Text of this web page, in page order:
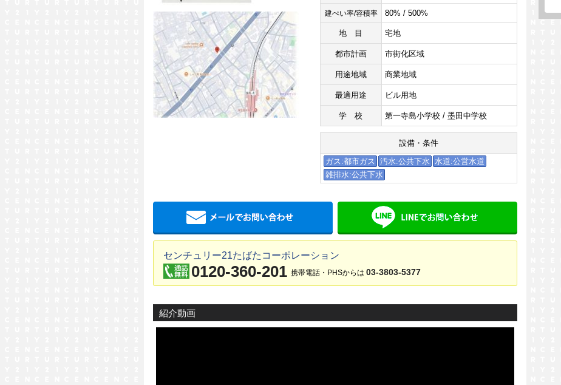
建ぺい率/容積率 80% / 500%
地目 宅地
都市計画 市街化区域
用途地域 商業地域
最適用途 ビル用地
学校 第一寺島小学校 / 墨田中学校
設備・条件
ガス:都市ガス
汚水:公共下水 水道:公営水道
雑排水:公共下水
メールでお問い合わせ
センチュリー21たばたコーポレーション
0120-360-201 携帯電話・PHSからは 03-3803-5377
紹介動画